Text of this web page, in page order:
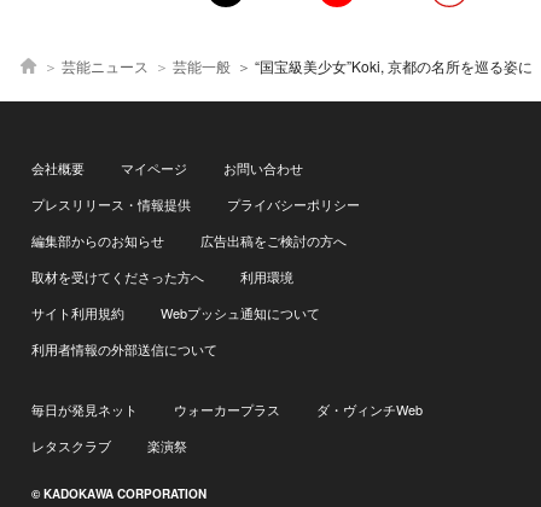
芸能ニュース 芸能一般 “国宝級美少女”Koki, 京都の名所を巡る姿に「自然体な彼女も
会社概要 マイページ
お問い合わせ
プレスリリース・情報提供
プライバシーポリシー
編集部からのお知らせ
広告出稿をご検討の方へ
取材を受けてくださった方へ
利用環境
サイト利用規約
Webプッシュ通知について
利用者情報の外部送信について
毎日が発見ネット ウォーカープラス
ダ・ヴィンチWeb
レタスクラブ
楽演祭
© KADOKAWA CORPORATION